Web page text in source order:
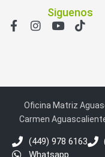
Siguenos
Oficina Matriz
Carmen
(449) 978 6163
Whatsapp